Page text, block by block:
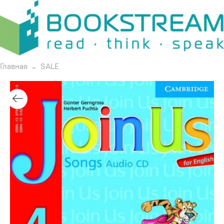
Главная SALE